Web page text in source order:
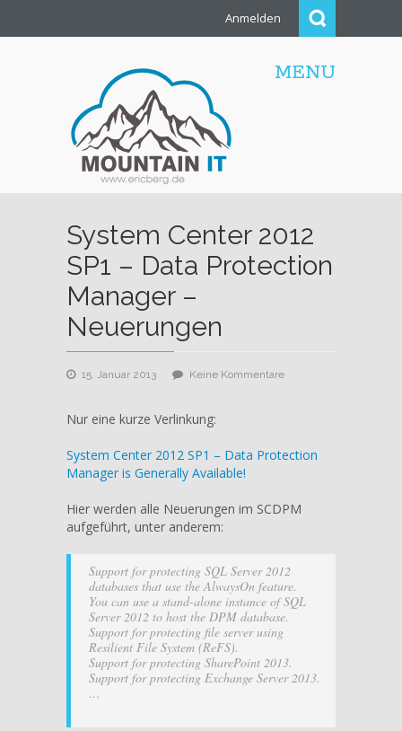
Anmelden
MENU
System Center 2012
SP1 – Data Protection
Manager –
Neuerungen
15. Januar 2013 Keine Kommentarezu
–
Manager
Nur eine kurze Verlinkung:
System Center 2012 SP1 – Data Protection
Manager is Generally Available!
Hier werden alle Neuerungen im SCDPM
aufgeführt, unter anderem:
Support for protecting SQL Server 2012
databases that use the AlwaysOn feature.
You can use a stand-alone instance of SQL
Server 2012 to host the DPM database.
Support for protecting file server using
Resilient File System (ReFS).
Support for protecting SharePoint 2013.
Support for protecting Exchange Server 2013.
…